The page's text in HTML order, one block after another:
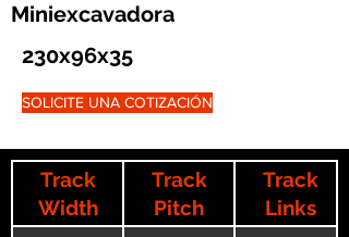
Miniexcavadora
230x96x35
SOLICITE UNA COTIZACIÓN
Track
Width
Track
Pitch
Track
Links